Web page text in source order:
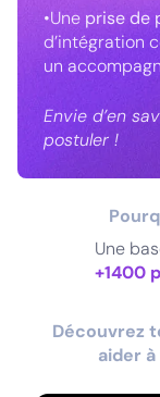
•Une prise de
d’intégration
un
Envie d’en
postuler !
Une
+1400
Découvrez
aider